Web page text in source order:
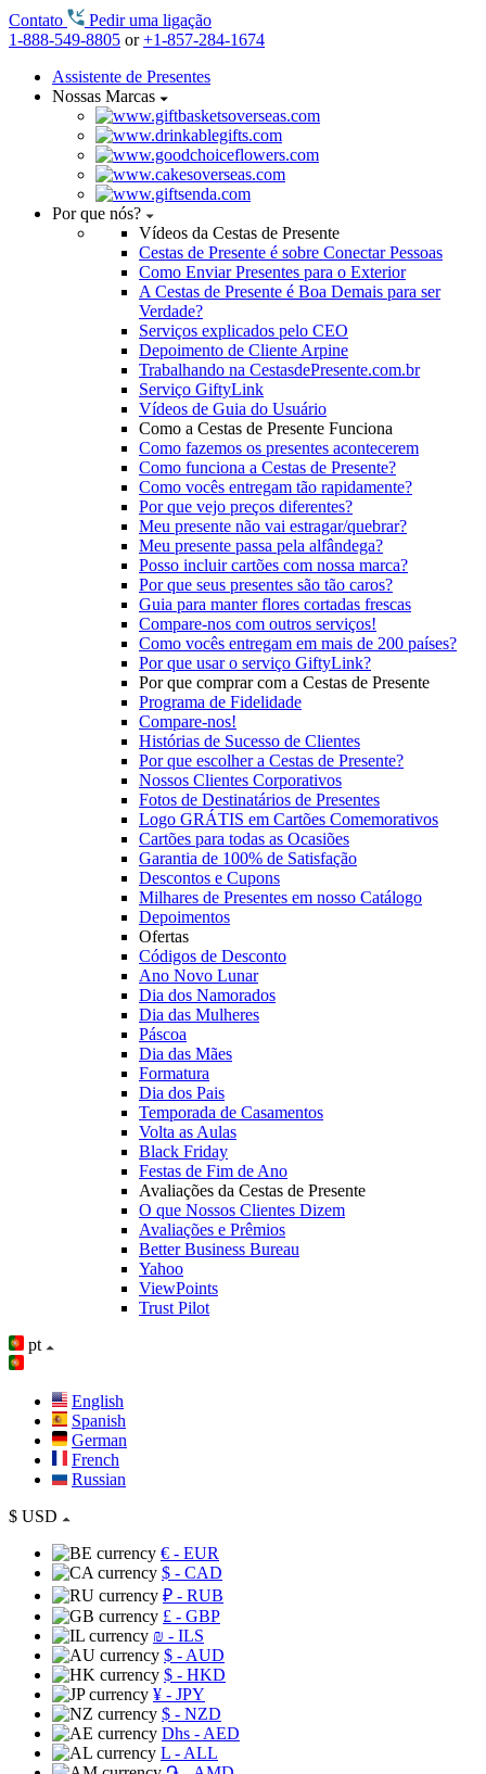
Contato
Pedir uma ligação
1-888-549-8805 or+1-857-284-1674
Assistente de Presentes
Nossas Marcas
Por que nós?
Vídeos da Cestas de Presente
Cestas de Presente é sobre Conectar Pessoas
Como Enviar Presentes para o Exterior
A Cestas de Presente é Boa Demais para ser
Verdade?
Serviços explicados pelo CEO
Depoimento de Cliente Arpine
Trabalhando na CestasdePresente.com.br
Serviço GiftyLink
Vídeos de Guia do Usuário
Como a Cestas de Presente Funciona
Como fazemos os presentes acontecerem
Como funciona a Cestas de Presente?
Como vocês entregam tão rapidamente?
Por que vejo preços diferentes?
Meu presente não vai estragar/quebrar?
Meu presente passa pela alfândega?
Posso incluir cartões com nossa marca?
Por que seus presentes são tão caros?
Guia para manter flores cortadas frescas
Compare-nos com outros serviços!
Como vocês entregam em mais de 200 países?
Por que usar o serviço GiftyLink?
Por que comprar com a Cestas de Presente
Programa de Fidelidade
Compare-nos!
Histórias de Sucesso de Clientes
Por que escolher a Cestas de Presente?
Nossos Clientes Corporativos
Fotos de Destinatários de Presentes
Logo GRÁTIS em Cartões Comemorativos
Cartões para todas as Ocasiões
Garantia de 100% de Satisfação
Descontos e Cupons
Milhares de Presentes em nosso Catálogo
Depoimentos
Ofertas
Códigos de Desconto
Ano Novo Lunar
Dia dos Namorados
Dia das Mulheres
Páscoa
Dia das Mães
Formatura
Dia dos Pais
Temporada de Casamentos
Volta as Aulas
Black Friday
Festas de Fim de Ano
Avaliações da Cestas de Presente
O que Nossos Clientes Dizem
Avaliações e Prêmios
Better Business Bureau
Yahoo
ViewPoints
Trust Pilot
pt
English
Spanish
German
French
Russian
$ USD
€ - EUR
$ - CAD
₽ - RUB
£ - GBP
₪ - ILS
$ - AUD
$ - HKD
¥ - JPY
$ - NZD
Dhs - AED
L - ALL